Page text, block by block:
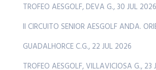
TROFEO AESGOLF, DEVA G., 30 JUL 2026
II CIRCUITO SENIOR AESGOLF ANDA.
GUADALHORCE C.G., 22 JUL 2026
TROFEO AESGOLF, VILLAVICIOSA G., 23